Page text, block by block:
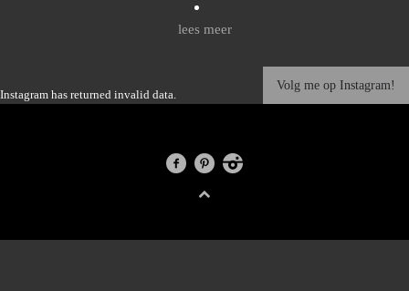
lees meer
Instagram has returned invalid data.
Volg me op Instagram!